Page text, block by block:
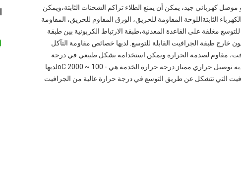
كهربائي جيد، يمكن أن يمنع الطلاء تراكم الشحنات الثابتة،ويمكن
الثابتةاللوحة المقاومة للحريق، الورق المقاوم للحريق، المقاومة
مغلفة على القاعدة المعدنية،طبقة الارتباط الكربونية بين طبقة
خارج طبقة الجرافيت القابلة للتوسع. لديها خصائص مقاومة التآكل
مقاوم لصدمة الحرارة ويمكن استخدامه بشكل طبيعي في درجة
حرارة منخفضة. إنه لا يخاف من التبريد السريع والتسخين السريع ، ولديه توصيل حراري ممتاز.درجة حرارة الخدمة هي - 100 ~ 2000 oCلديها
التي تتشكل عن طريق التوسع في درجة حرارة عالية من الجرافيت